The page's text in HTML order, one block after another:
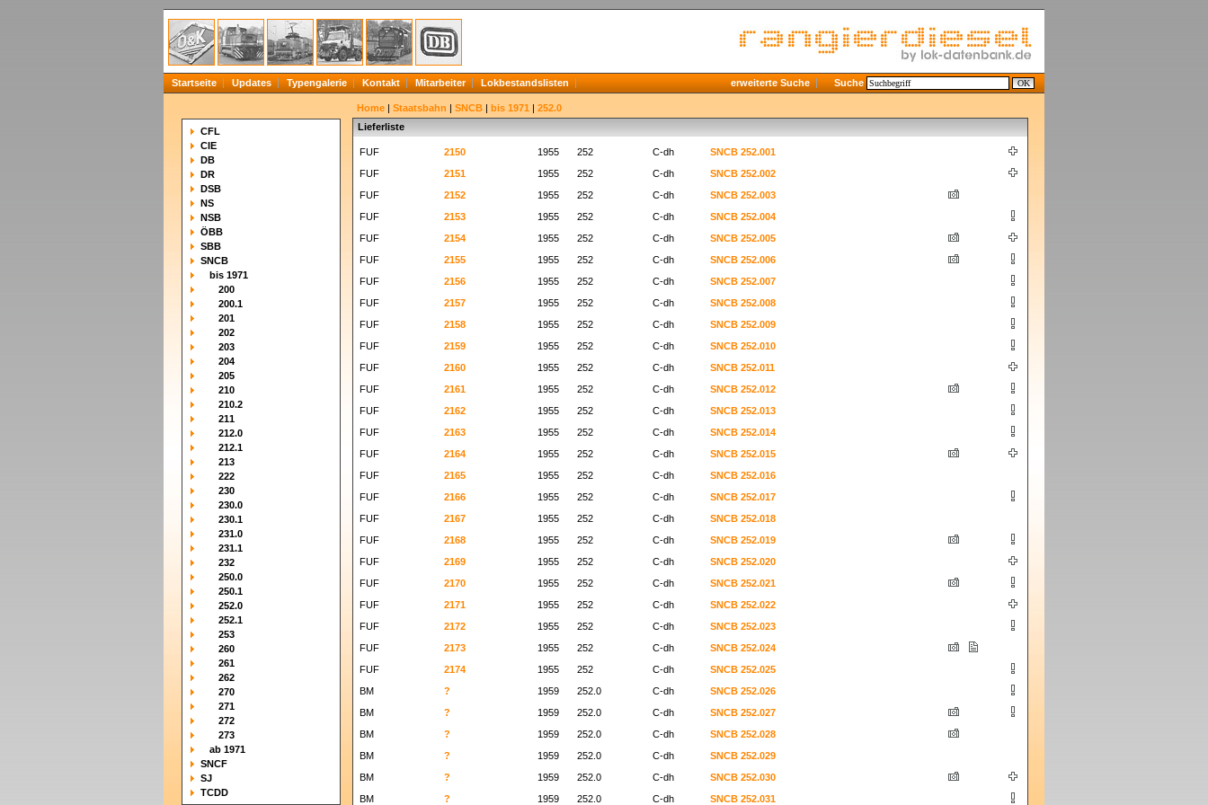
Startseite Updates Typengalerie Kontakt Mitarbeiter Lokbestandslisten erweiterte Suche Suche
CFL
CIE
DB
DR
DSB
NS
NSB
ÖBB
SBB
SNCB
bis 1971
200
200.1
201
202
203
204
205
210
210.2
211
212.0
212.1
213
222
230
230.0
230.1
231.0
231.1
232
250.0
250.1
252.0
252.1
253
260
261
262
270
271
272
273
ab 1971
SNCF
SJ
TCDD
Home | Staatsbahn | SNCB | bis 1971 | 252.0
Lieferliste
FUF 2150 1955 252 C-dh
SNCB 252.001
FUF
2151 1955 252 C-dh
SNCB 252.002
FUF
2152 1955 252 C-dh
SNCB 252.003
FUF
2153 1955 252 C-dh
SNCB 252.004
FUF
2154 1955 252 C-dh
SNCB 252.005
FUF
2155 1955 252 C-dh
SNCB 252.006
FUF
2156 1955 252 C-dh
SNCB 252.007
FUF
2157 1955 252 C-dh
SNCB 252.008
FUF
2158 1955 252 C-dh
SNCB 252.009
FUF
2159 1955 252 C-dh
SNCB 252.010
FUF
2160 1955 252 C-dh
SNCB 252.011
FUF
2161 1955 252 C-dh
SNCB 252.012
FUF
2162 1955 252 C-dh
SNCB 252.013
FUF
2163 1955 252 C-dh
SNCB 252.014
FUF
2164 1955 252 C-dh
SNCB 252.015
FUF
2165 1955 252 C-dh
SNCB 252.016
FUF
2166 1955 252 C-dh
SNCB 252.017
FUF
2167 1955 252 C-dh
SNCB 252.018
FUF
2168 1955 252 C-dh
SNCB 252.019
FUF
2169 1955 252 C-dh
SNCB 252.020
FUF
2170 1955 252 C-dh
SNCB 252.021
FUF
2171 1955 252 C-dh
SNCB 252.022
FUF
2172 1955 252 C-dh
SNCB 252.023
FUF
2173 1955 252 C-dh
SNCB 252.024
FUF
2174 1955 252 C-dh
SNCB 252.025
BM
? 1959 252.0 C-dh
SNCB 252.026
BM
? 1959 252.0 C-dh
SNCB 252.027
BM
? 1959 252.0 C-dh
SNCB 252.028
BM
? 1959 252.0 C-dh
SNCB 252.029
BM
? 1959 252.0 C-dh
SNCB 252.030
BM
? 1959 252.0 C-dh SNCB 252.031